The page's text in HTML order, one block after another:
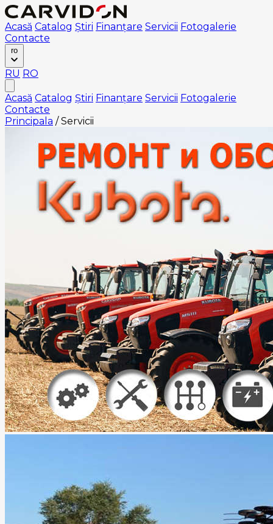
Acasă Catalog Știri Finanțare Servicii Fotogalerie
Contacte
ro
RU RO
Acasă Catalog Știri Finanțare Servicii Fotogalerie
Contacte
Principala / Servicii